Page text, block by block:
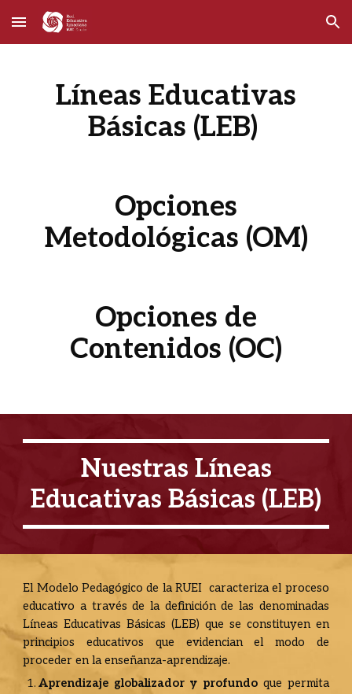
Skip to main content Skip to navigation
Líneas Educativas
Básicas (LEB)
Opciones
Metodológicas (OM)
Opciones de
Contenidos (OC)
Nuestras Líneas
Educativas Básicas (LEB)
El Modelo Pedagógico de la RUEI caracteriza el proceso
educativo a través de la definición de las denominadas
Líneas Educativas Básicas (LEB) que se constituyen en
principios educativos que evidencian el modo de
proceder en la enseñanza-aprendizaje.
Aprendizaje globalizador y profundoque permita